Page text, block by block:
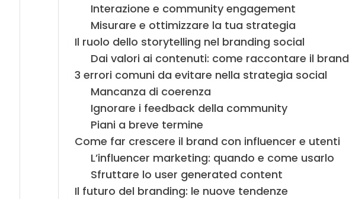
Interazione e community engagement
Misurare e ottimizzare la tua strategia
Il ruolo dello storytelling nel branding social
Dai valori ai contenuti: come raccontare il brand
3 errori comuni da evitare nella strategia social
Mancanza di coerenza
Ignorare i feedback della community
Piani a breve termine
Come far crescere il brand con influencer e utenti
L’influencer marketing: quando e come usarlo
Sfruttare lo user generated content
Il futuro del branding: le nuove tendenze